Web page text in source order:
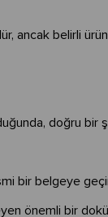
belirli
doğru
bir belgeye
önemli bir